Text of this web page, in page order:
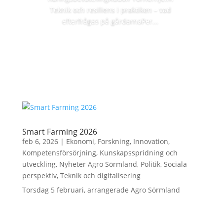
Teknik och resiliens i praktiken – vad
efterfrågas på gårdarnaPer...
Smart Farming 2026
feb 6, 2026| Ekonomi, Forskning, Innovation,
Kompetensförsörjning, Kunskapsspridning och
utveckling, Nyheter Agro Sörmland, Politik, Sociala
perspektiv, Teknik och digitalisering
Torsdag 5 februari, arrangerade Agro Sörmland